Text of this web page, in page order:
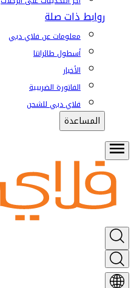
روابط ذات صلة
معلومات عن فلاي دبي
أسطول طائراتنا
الأخبار
الفاتورة الضريبية
فلاي دبي للشحن
المساعدة